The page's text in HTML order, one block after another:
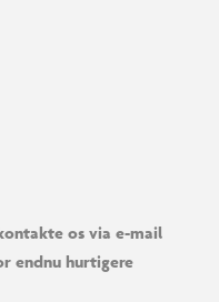
os via e-mail
endnu hurtigere